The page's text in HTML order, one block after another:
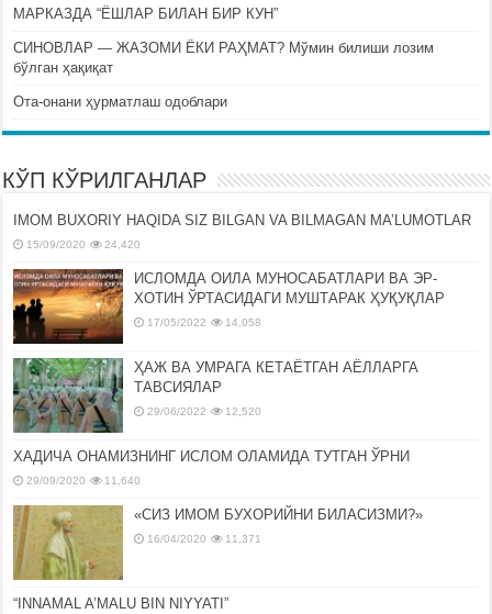
МАРКАЗДА “ЁШЛАР БИЛАН БИР КУН”
СИНОВЛАР — ЖАЗОМИ ЁКИ РАҲМАТ? Мўмин билиши лозим
бўлган ҳақиқат
Ота-онани ҳурматлаш одоблари
КЎП КЎРИЛГАНЛАР
IMOM BUXORIY HAQIDA SIZ BILGAN VA BILMAGAN MA’LUMOTLAR
15/09/2020 24,420
ИСЛОМДА ОИЛА МУНОСАБАТЛАРИ ВА ЭР-
ХОТИН ЎРТАСИДАГИ МУШТАРАК ҲУҚУҚЛАР
17/05/2022 14,058
ҲАЖ ВА УМРАГА КЕТАЁТГАН АЁЛЛАРГА
ТАВСИЯЛАР
29/06/2022 12,520
ХАДИЧА ОНАМИЗНИНГ ИСЛОМ ОЛАМИДА ТУТГАН ЎРНИ
29/09/2020 11,640
«СИЗ ИМОМ БУХОРИЙНИ БИЛАСИЗМИ?»
16/04/2020 11,371
“INNAMAL A’MALU BIN NIYYATI”